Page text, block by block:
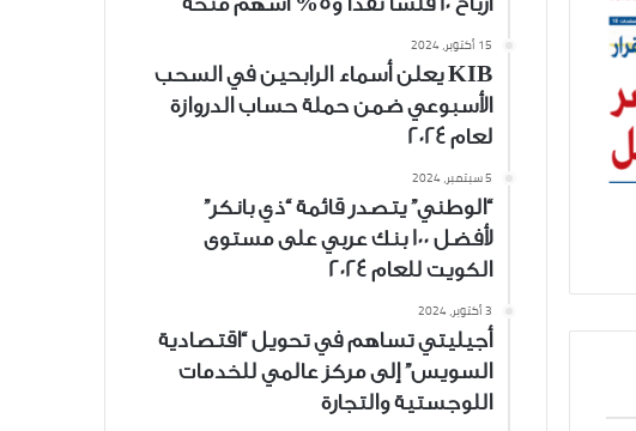
15 أكتوبر، 2024
KIB يعلن أسماء الرابحين في السحب
الأسبوعي ضمن حملة حساب الدروازة
لعام 2024
5 سبتمبر، 2024
“الوطني” يتصدر قائمة “ذي بانكر”
لأفضل 100 بنك عربي على مستوى
الكويت للعام 2024
3 أكتوبر، 2024
أجيليتي تساهم في تحويل “اقتصادية
السويس” إلى مركز عالمي للخدمات
اللوجستية والتجارة